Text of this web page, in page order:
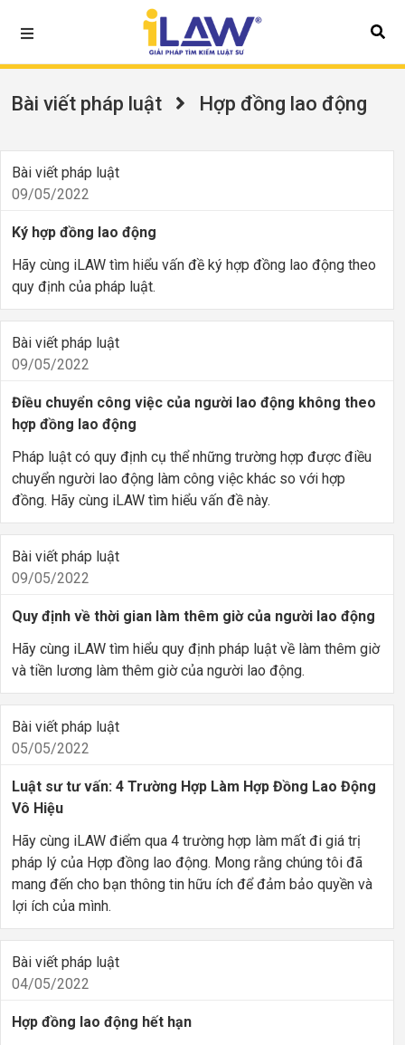
Bài viết pháp luật Hợp đồng lao động
Bài viết pháp luật
09/05/2022
Ký hợp đồng lao động
Hãy cùng iLAW tìm hiểu vấn đề ký hợp đồng lao động theo
quy định của pháp luật.
Bài viết pháp luật
09/05/2022
Điều chuyển công việc của người lao động không theo
hợp đồng lao động
Pháp luật có quy định cụ thể những trường hợp được điều
chuyển người lao động làm công việc khác so với hợp
đồng. Hãy cùng iLAW tìm hiểu vấn đề này.
Bài viết pháp luật
09/05/2022
Quy định về thời gian làm thêm giờ của người lao động
Hãy cùng iLAW tìm hiểu quy định pháp luật về làm thêm giờ
và tiền lương làm thêm giờ của người lao động.
Bài viết pháp luật
05/05/2022
Luật sư tư vấn: 4 Trường Hợp Làm Hợp Đồng Lao Động
Vô Hiệu
Hãy cùng iLAW điểm qua 4 trường hợp làm mất đi giá trị
pháp lý của Hợp đồng lao động. Mong rằng chúng tôi đã
mang đến cho bạn thông tin hữu ích để đảm bảo quyền và
lợi ích của mình.
Bài viết pháp luật
04/05/2022
Hợp đồng lao động hết hạn